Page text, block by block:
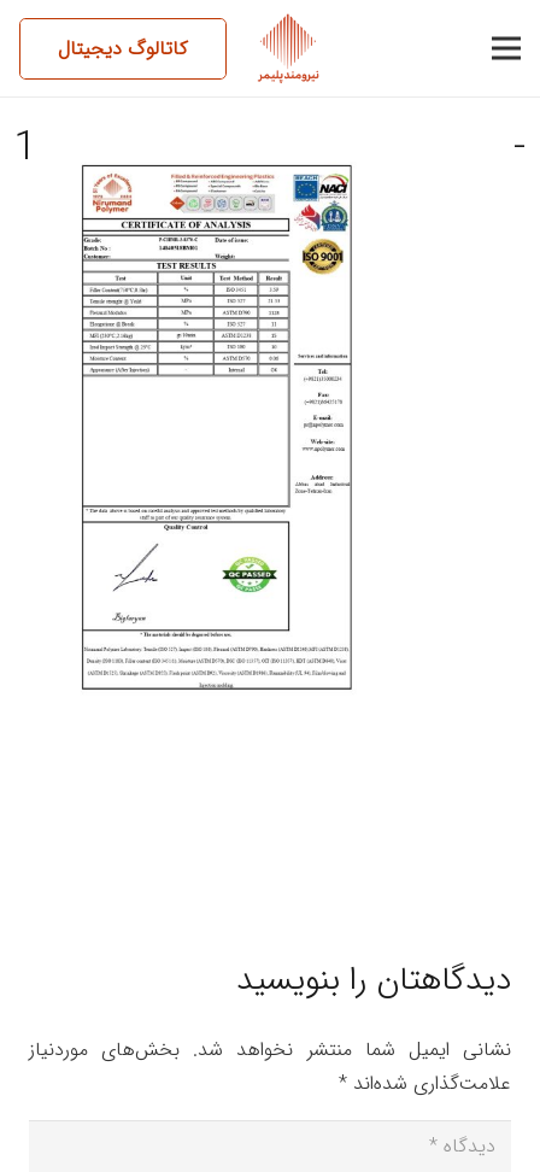
کاتالوگ دیجیتال
14040518BM01-P-CH50R-3-
8370-C
دیدگاهتان را بنویسید
نشانی ایمیل شما منتشر نخواهد شد. بخش‌های موردنیاز
علامت‌گذاری شده‌اند *